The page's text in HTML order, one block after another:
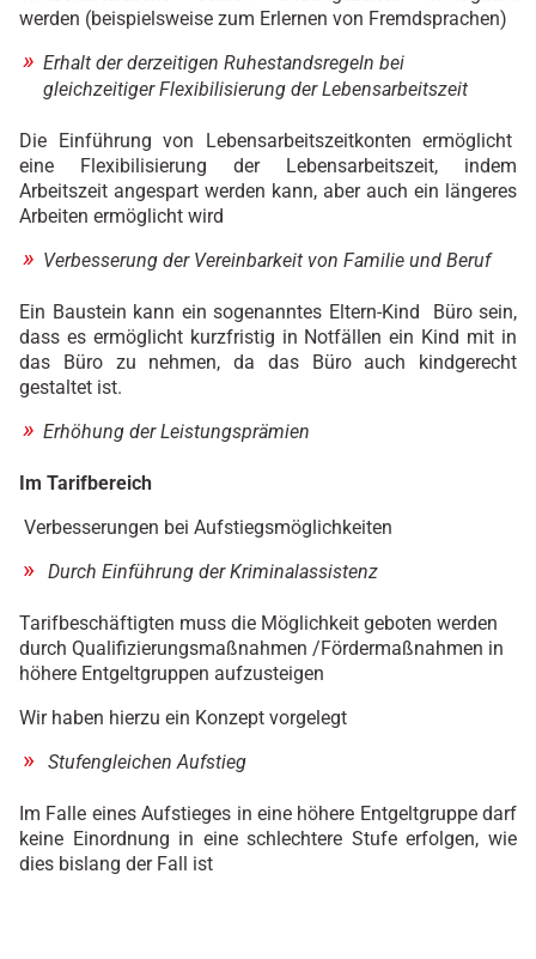
werden (beispielsweise zum Erlernen von Fremdsprachen)
Erhalt der derzeitigen Ruhestandsregeln bei
gleichzeitiger Flexibilisierung der Lebensarbeitszeit
Die Einführung von Lebensarbeitszeitkonten ermöglicht
eine Flexibilisierung der Lebensarbeitszeit, indem
Arbeitszeit angespart werden kann, aber auch ein längeres
Arbeiten ermöglicht wird
Verbesserung der Vereinbarkeit von Familie und Beruf
Ein Baustein kann ein sogenanntes Eltern-Kind
Büro sein,
dass es ermöglicht kurzfristig in Notfällen ein Kind mit in
das Büro zu nehmen, da das Büro auch kindgerecht
gestaltet ist.
Erhöhung der Leistungsprämien
Im Tarifbereich
Verbesserungen bei Aufstiegsmöglichkeiten
Durch Einführung der Kriminalassistenz
Tarifbeschäftigten muss die Möglichkeit geboten werden
durch Qualifizierungsmaßnahmen /Fördermaßnahmen in
höhere Entgeltgruppen aufzusteigen
Wir haben hierzu ein Konzept vorgelegt
Stufengleichen Aufstieg
Im Falle eines Aufstieges in eine höhere Entgeltgruppe darf
keine Einordnung in eine schlechtere Stufe erfolgen, wie
dies bislang der Fall ist